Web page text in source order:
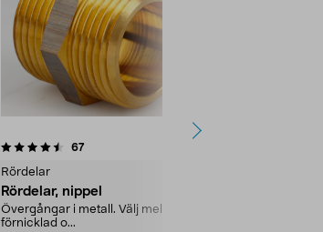
67recensioner
Rördelar
Rördelar, nippel
Övergångar i metall. Välj mellan
förnicklad o...
4.5 av 5 stjärnor